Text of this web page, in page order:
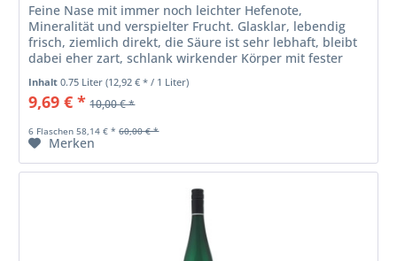
Feine Nase mit immer noch leichter Hefenote,
Mineralität und verspielter Frucht. Glasklar, lebendig
frisch, ziemlich direkt, die Säure ist sehr lebhaft, bleibt
dabei eher zart, schlank wirkender Körper mit fester
Struktur, gewisser Zug...
Inhalt0.75 Liter(12,92 € * / 1 Liter)
9,69 € * 10,00 € *
6 Flaschen 58,14 € * 60,00 € *
Merken